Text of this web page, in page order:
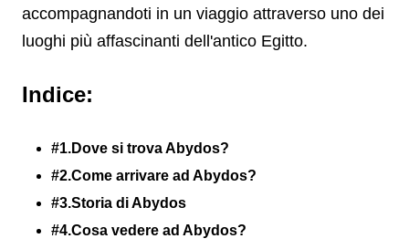
accompagnandoti in un viaggio attraverso uno dei
luoghi più affascinanti dell'antico Egitto.
Indice:
#1.Dove si trova Abydos?
#2.Come arrivare ad Abydos?
#3.Storia di Abydos
#4.Cosa vedere ad Abydos?